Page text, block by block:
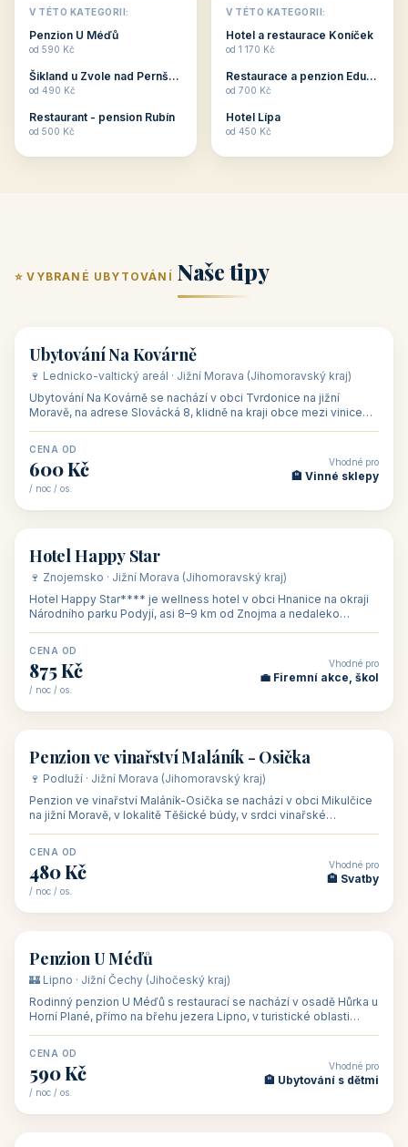
objekty, které nabízí
ubytování skupin v
penzionech, hotelích a
Budete překva...
V TÉTO KATEGORII:
Penzion U Méďů
od 590 Kč
Šikland u Zvole nad Pernštejnem
od 490 Kč
Restaurant - pension Rubín
od 500 Kč
objekty, které mají
zkušenosti pořádat i
menší firemní akce a
ob...
V TÉTO KATEGORII:
Hotel a restaurace Koníček
od 1 170 Kč
Restaurace a penzion Eduard
od 700 Kč
Hotel Lípa
od 450 Kč
⭐ VYBRANÉ UBYTOVÁNÍ Naše tipy
🏡 penzion
Ubytování Na Kovárně
🍷 Lednicko-valtický areál · Jižní Morava (Jihomoravský kraj)
Ubytování Na Kovárně se nachází v obci Tvrdonice na jižní
Moravě, na adrese Slovácká 8, klidně na kraji obce mezi vinicemi,
CENA OD
600 Kč
/ noc / os.
Vhodné pro
🏨 Vinné sklepy
🏨 hotel
Hotel Happy Star
🍷 Znojemsko · Jižní Morava (Jihomoravský kraj)
Hotel Happy Star**** je wellness hotel v obci Hnanice na okraji
Národního parku Podyjí, asi 8–9 km od Znojma a nedaleko
CENA OD
875 Kč
/ noc / os.
Vhodné pro
💼 Firemní akce, škol
🏡 penzion
Penzion ve vinařství Maláník - Osička
🍷 Podluží · Jižní Morava (Jihomoravský kraj)
Penzion ve vinařství Maláník-Osička se nachází v obci Mikulčice
na jižní Moravě, v lokalitě Těšické búdy, v srdci vinařské
CENA OD
480 Kč
/ noc / os.
Vhodné pro
🏨 Svatby
🏡 penzion
Penzion U Méďů
🏰 Lipno · Jižní Čechy (Jihočeský kraj)
Rodinný penzion U Méďů s restaurací se nachází v osadě Hůrka u
Horní Plané, přímo na břehu jezera Lipno, v turistické oblasti
CENA OD
590 Kč
/ noc / os.
Vhodné pro
🏨 Ubytování s dětmi